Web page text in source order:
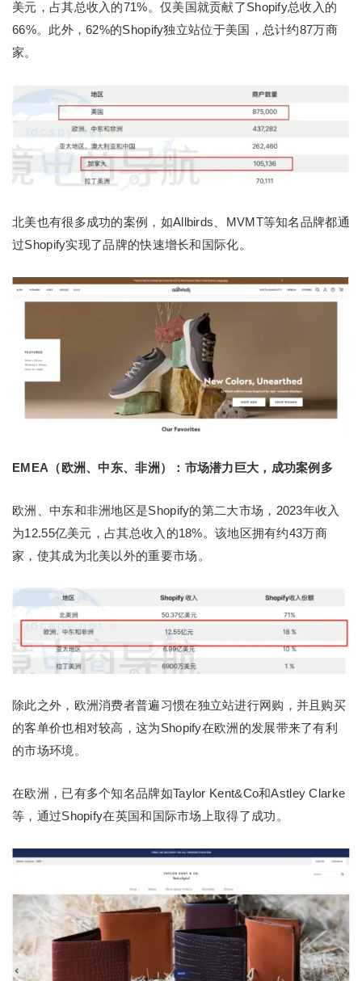
美元，占其总收入的71%。仅美国就贡献了Shopify总收入的
66%。此外，62%的Shopify独立站位于美国，总计约87万商
家。
北美也有很多成功的案例，如Allbirds、MVMT等知名品牌都通
过Shopify实现了品牌的快速增长和国际化。
EMEA（欧洲、中东、非洲）：市场潜力巨大，成功案例多
欧洲、中东和非洲地区是Shopify的第二大市场，2023年收入
为12.55亿美元，占其总收入的18%。该地区拥有约43万商
家，使其成为北美以外的重要市场。
除此之外，欧洲消费者普遍习惯在独立站进行网购，并且购买
的客单价也相对较高，这为Shopify在欧洲的发展带来了有利
的市场环境。
在欧洲，已有多个知名品牌如Taylor Kent&Co和Astley Clarke
等，通过Shopify在英国和国际市场上取得了成功。